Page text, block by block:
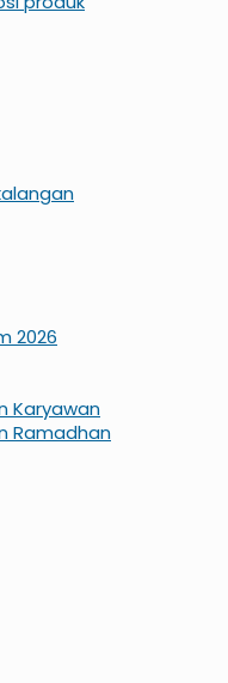
2026
Karyawan
Ramadhan